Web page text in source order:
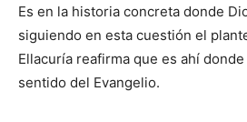
Es en la historia concreta donde
siguiendo en esta cuestión el
Ellacuría reafirma que es ahí
sentido del Evangelio.